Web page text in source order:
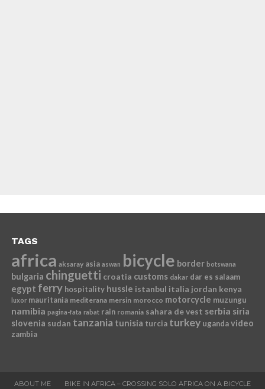
TAGS
africa aksaray asia aswan bicycle border botswana
bulgaria chinguetti croatia customs dakar dar es salaam
egypt ferry hospitality hussle istanbul italia jordan kenya
luxor mauritania mediterana mersin morocco motorcycle muzungu
namibia pagina-fata rabat rain romania sahara de vest serbia siria
slovenia sudan tanzania tunisia turcia turkey uganda video
zambia
ABOUT ME BIKE IN AFRICA – CROSSING SOLO AFRICA ON A BICYCLE